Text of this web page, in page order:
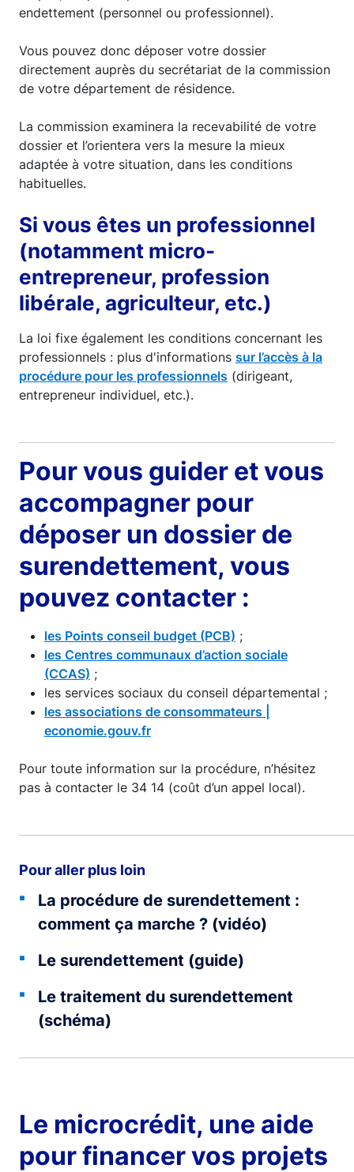
endettement (personnel ou professionnel).
Vous pouvez donc déposer votre dossier
directement auprès du secrétariat de la commission
de votre département de résidence.
La commission examinera la recevabilité de votre
dossier et l’orientera vers la mesure la mieux
adaptée à votre situation, dans les conditions
habituelles.
Si vous êtes un professionnel
(notamment micro-
entrepreneur, profession
libérale, agriculteur, etc.)
La loi fixe également les conditions concernant les
professionnels : plus d'informations sur l’accès à la
procédure pour les professionnels (dirigeant,
entrepreneur individuel, etc.).
Pour vous guider et vous
accompagner pour
déposer un dossier de
surendettement, vous
pouvez contacter :
les Points conseil budget (PCB) ;
les Centres communaux d’action sociale
(CCAS) ;
les services sociaux du conseil départemental ;
les associations de consommateurs |
economie.gouv.fr
Pour toute information sur la procédure, n’hésitez
pas à contacter le 34 14 (coût d’un appel local).
Pour aller plus loin
La procédure de surendettement :
comment ça marche ? (vidéo)
Le surendettement (guide)
Le traitement du surendettement
(schéma)
Le microcrédit, une aide
pour financer vos projets